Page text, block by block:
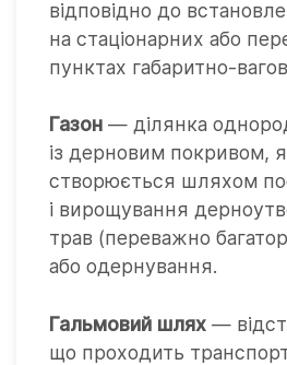
відповідно до
на стаціонарних або
пунктах габаритно-
Газон — ділянка
із дерновим покривом,
створюється шляхом
і вирощування
трав (переважно
або одернування.
Гальмовий шлях —
що проходить